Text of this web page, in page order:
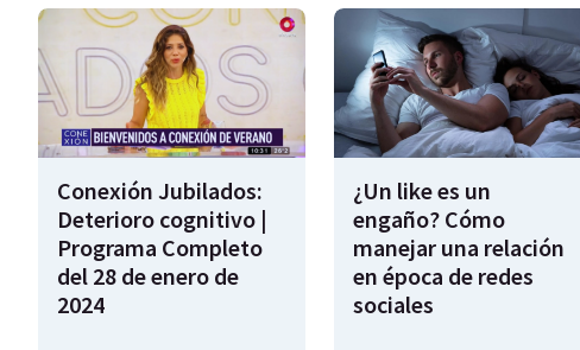
Conexión Jubilados:
Deterioro cognitivo |
Programa Completo
del 28 de enero de
2024
¿Un like es un
engaño? Cómo
manejar una relación
en época de redes
sociales